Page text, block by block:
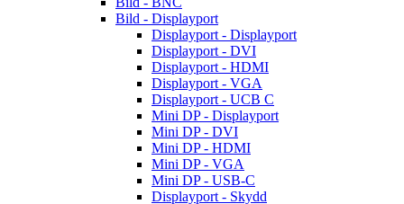
Bild - Displayport
Displayport - Displayport
Displayport - DVI
Displayport - HDMI
Displayport - VGA
Displayport - UCB C
Mini DP - Displayport
Mini DP - DVI
Mini DP - HDMI
Mini DP - VGA
Mini DP - USB-C
Displayport - Skydd